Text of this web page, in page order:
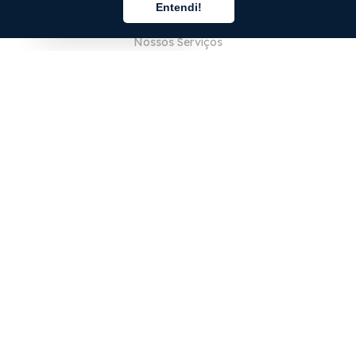
Entendi!
Sobre Nós
Nossos Serviços
Português